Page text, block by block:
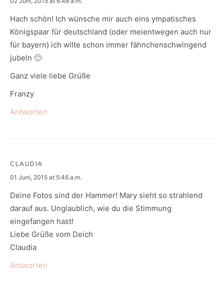
Hach schön! Ich wünsche mir auch eins ympatisches
Königspaar für deutschland (oder meientwegen auch nur
für bayern) ich wllte schon immer fähnchenschwingend
jubeln 🙂
Ganz viele liebe Grüße
Franzy
Antworten
CLAUDIA
says:
01 Juni, 2015 at 5:46 a.m.
Deine Fotos sind der Hammer! Mary sieht so strahlend
darauf aus. Unglaublich, wie du die Stimmung
eingefangen hast!
Liebe Grüße vom Deich
Claudia
Antworten